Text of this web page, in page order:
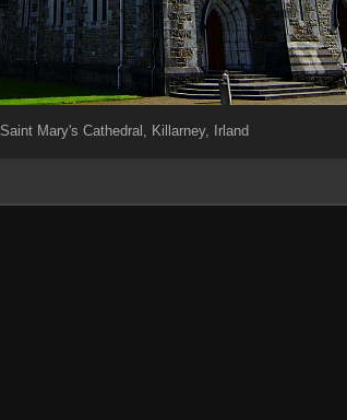
Saint Mary's Cathedral, Killarney, Irland